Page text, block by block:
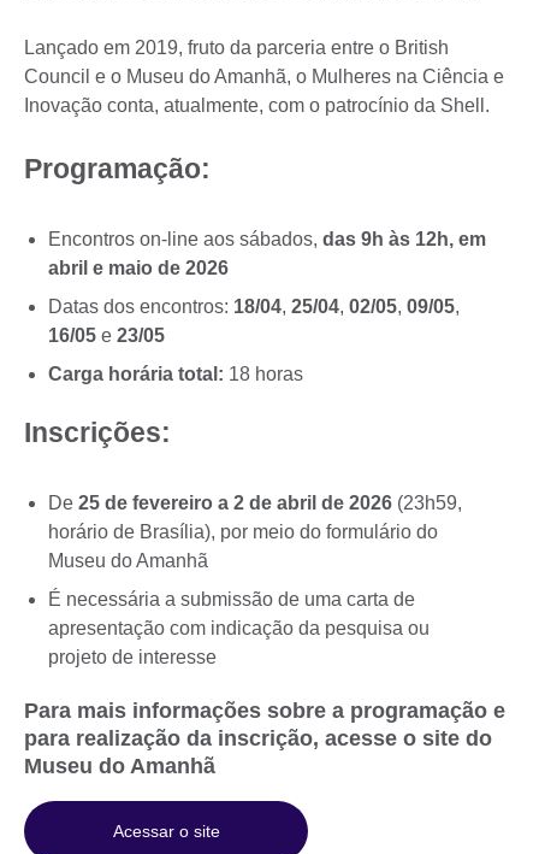
Lançado em 2019, fruto da parceria entre o British
Council e o Museu do Amanhã, o Mulheres na Ciência e
Inovação conta, atualmente, com o patrocínio da Shell.
Programação:
Encontros on-line aos sábados, das 9h às 12h, em
abril e maio de 2026
Datas dos encontros: 18/04, 25/04, 02/05, 09/05,
16/05 e 23/05
Carga horária total: 18 horas
Inscrições:
De 25 de fevereiro a 2 de abril de 2026 (23h59,
horário de Brasília), por meio do formulário do
Museu do Amanhã
É necessária a submissão de uma carta de
apresentação com indicação da pesquisa ou
projeto de interesse
Para mais informações sobre a programação e
para realização da inscrição, acesse o site do
Museu do Amanhã
Acessar o site